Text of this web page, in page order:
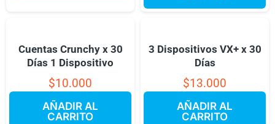
Cuentas Crunchy x 30
Días 1 Dispositivo
$10.000
AÑADIR AL
CARRITO
3 Dispositivos VX+ x 30
Días
$13.000
AÑADIR AL
CARRITO